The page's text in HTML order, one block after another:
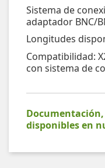
Sistema de
adaptador BNC/
Longitudes
Compatibilidad:
con sistema de
disponibles en